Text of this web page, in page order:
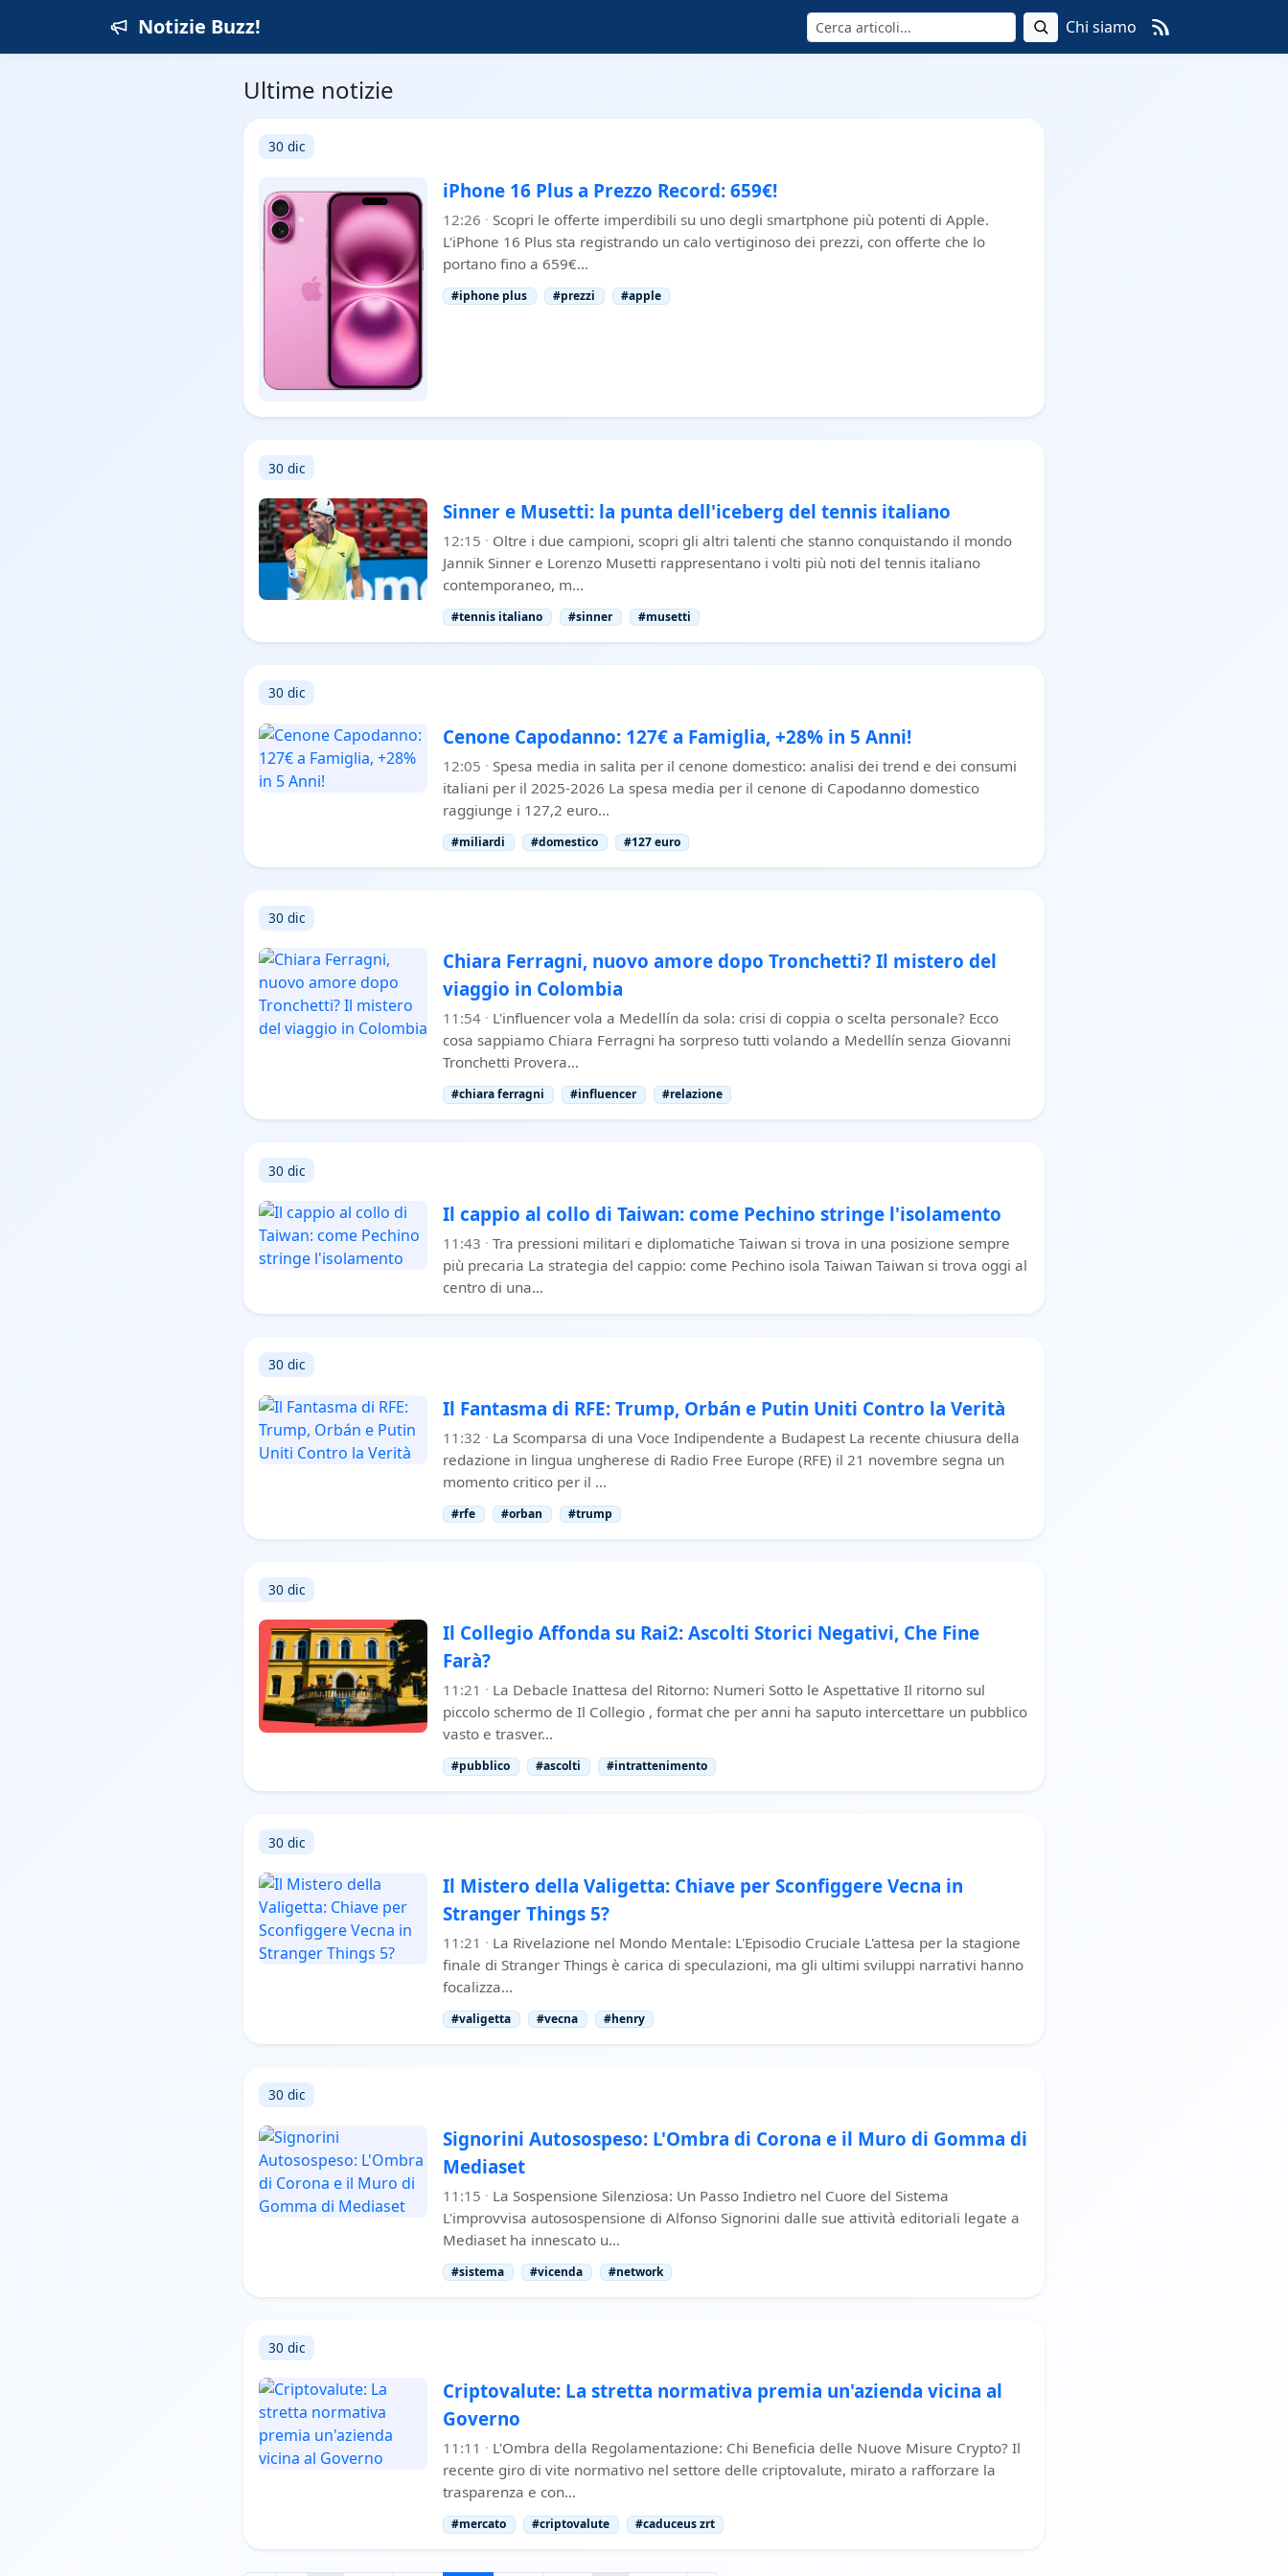
Notizie Buzz! Cerca Chi siamo
Ultime notizie
30 dic
iPhone 16 Plus a Prezzo Record: 659€!
12:26 · Scopri le offerte imperdibili su uno degli smartphone più potenti di Apple.
L'iPhone 16 Plus sta registrando un calo vertiginoso dei prezzi, con offerte che lo
portano fino a 659€…
#iphone plus #prezzi #apple
30 dic
Sinner e Musetti: la punta dell'iceberg del tennis italiano
12:15 · Oltre i due campioni, scopri gli altri talenti che stanno conquistando il mondo
Jannik Sinner e Lorenzo Musetti rappresentano i volti più noti del tennis italiano
contemporaneo, m…
#tennis italiano #sinner #musetti
30 dic
Cenone Capodanno: 127€ a Famiglia, +28% in 5 Anni!
12:05 · Spesa media in salita per il cenone domestico: analisi dei trend e dei consumi
italiani per il 2025-2026 La spesa media per il cenone di Capodanno domestico
raggiunge i 127,2 euro…
#miliardi #domestico #127 euro
30 dic
Chiara Ferragni, nuovo amore dopo Tronchetti? Il mistero del
viaggio in Colombia
11:54 · L'influencer vola a Medellín da sola: crisi di coppia o scelta personale? Ecco
cosa sappiamo Chiara Ferragni ha sorpreso tutti volando a Medellín senza Giovanni
Tronchetti Provera…
#chiara ferragni #influencer #relazione
30 dic
Il cappio al collo di Taiwan: come Pechino stringe l'isolamento
11:43 · Tra pressioni militari e diplomatiche Taiwan si trova in una posizione sempre
più precaria La strategia del cappio: come Pechino isola Taiwan Taiwan si trova oggi al
centro di una…
30 dic
Il Fantasma di RFE: Trump, Orbán e Putin Uniti Contro la Verità
11:32 · La Scomparsa di una Voce Indipendente a Budapest La recente chiusura della
redazione in lingua ungherese di Radio Free Europe (RFE) il 21 novembre segna un
momento critico per il …
#rfe #orban #trump
30 dic
Il Collegio Affonda su Rai2: Ascolti Storici Negativi, Che Fine
Farà?
11:21 · La Debacle Inattesa del Ritorno: Numeri Sotto le Aspettative Il ritorno sul
piccolo schermo de Il Collegio , format che per anni ha saputo intercettare un pubblico
vasto e trasver…
#pubblico #ascolti #intrattenimento
30 dic
Il Mistero della Valigetta: Chiave per Sconfiggere Vecna in
Stranger Things 5?
11:21 · La Rivelazione nel Mondo Mentale: L'Episodio Cruciale L'attesa per la stagione
finale di Stranger Things è carica di speculazioni, ma gli ultimi sviluppi narrativi hanno
focalizza…
#valigetta #vecna #henry
30 dic
Signorini Autosospeso: L'Ombra di Corona e il Muro di Gomma di
Mediaset
11:15 · La Sospensione Silenziosa: Un Passo Indietro nel Cuore del Sistema
L'improvvisa autosospensione di Alfonso Signorini dalle sue attività editoriali legate a
Mediaset ha innescato u…
#sistema #vicenda #network
30 dic
Criptovalute: La stretta normativa premia un'azienda vicina al
Governo
11:11 · L'Ombra della Regolamentazione: Chi Beneficia delle Nuove Misure Crypto? Il
recente giro di vite normativo nel settore delle criptovalute, mirato a rafforzare la
trasparenza e con…
#mercato #criptovalute #caduceus zrt